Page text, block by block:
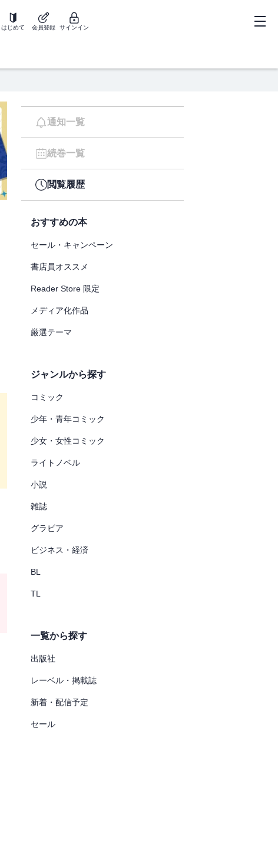
はじめて 会員登録 サインイン
通知一覧
続巻一覧
閲覧履歴
おすすめの本
セール・キャンペーン
書店員オススメ
Reader Store 限定
メディア化作品
厳選テーマ
ジャンルから探す
コミック
少年・青年コミック
少女・女性コミック
ライトノベル
小説
雑誌
グラビア
ビジネス・経済
BL
TL
一覧から探す
出版社
レーベル・掲載誌
新着・配信予定
セール